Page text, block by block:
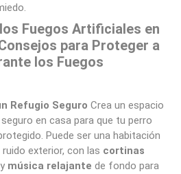
Fuegos Artificiales en
para Proteger a
los Fuegos
Refugio Seguro Crea un espacio
en casa para que tu perro
Puede ser una habitación
ruido exterior, con las cortinas
y música relajante de fondo para